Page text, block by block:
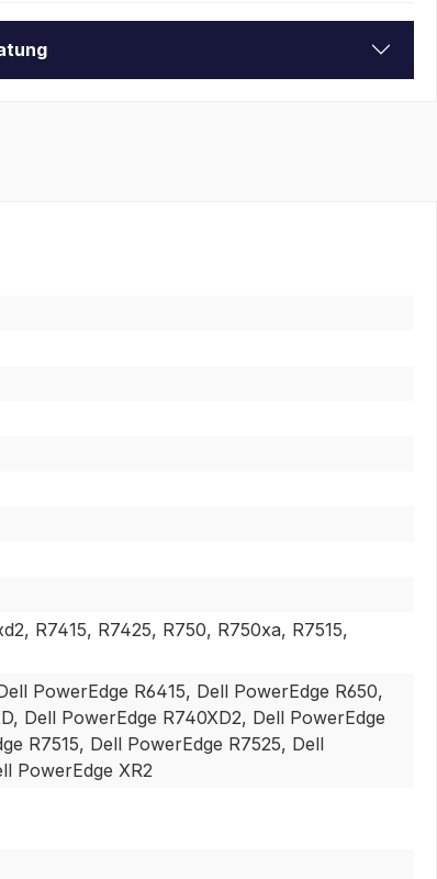
R7415, R7425, R750, R750xa, R7515,
PowerEdge R6415, Dell PowerEdge R650,
Dell PowerEdge R740XD2, Dell PowerEdge
R7515, Dell PowerEdge R7525, Dell
PowerEdge XR2